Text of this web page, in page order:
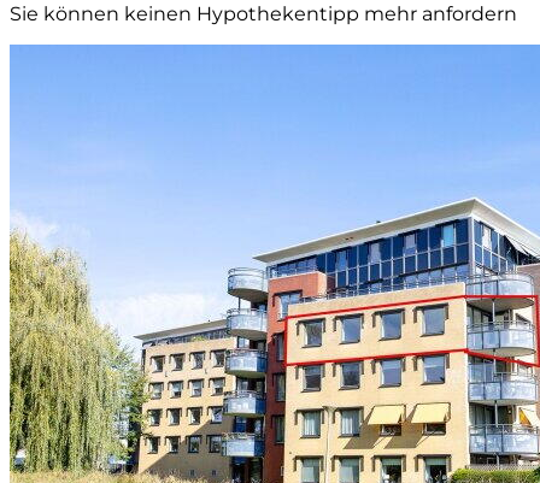
Sie können keinen Hypothekentipp mehr anfordern